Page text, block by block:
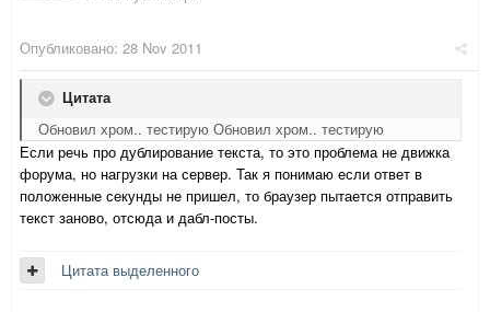
Опубликовано: 28 Nov 2011
Цитата
Обновил хром.. тестирую Обновил хром.. тестирую
Если речь про дублирование текста, то это проблема не движка
форума, но нагрузки на сервер. Так я понимаю если ответ в
положенные секунды не пришел, то браузер пытается отправить
текст заново, отсюда и дабл-посты.
Цитата выделенного